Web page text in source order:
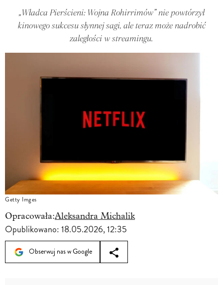
„Władca Pierścieni: Wojna Rohirrimów” nie powtórzył
kinowego sukcesu słynnej sagi, ale teraz może nadrobić
zaległości w streamingu.
Getty Imges
Opracowała:Aleksandra Michalik
Opublikowano:18.05.2026, 12:35
Obserwuj nas w Google